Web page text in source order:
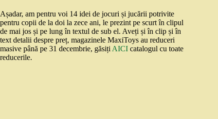
Așadar, am pentru voi 14 idei de jocuri și jucării potrivite
pentru copii de la doi la zece ani, le prezint pe scurt în clipul
de mai jos și pe lung în textul de sub el. Aveți și în clip și în
text detalii despre preț, magazinele MaxiToys au reduceri
masive până pe 31 decembrie, găsiți AICI catalogul cu toate
reducerile.